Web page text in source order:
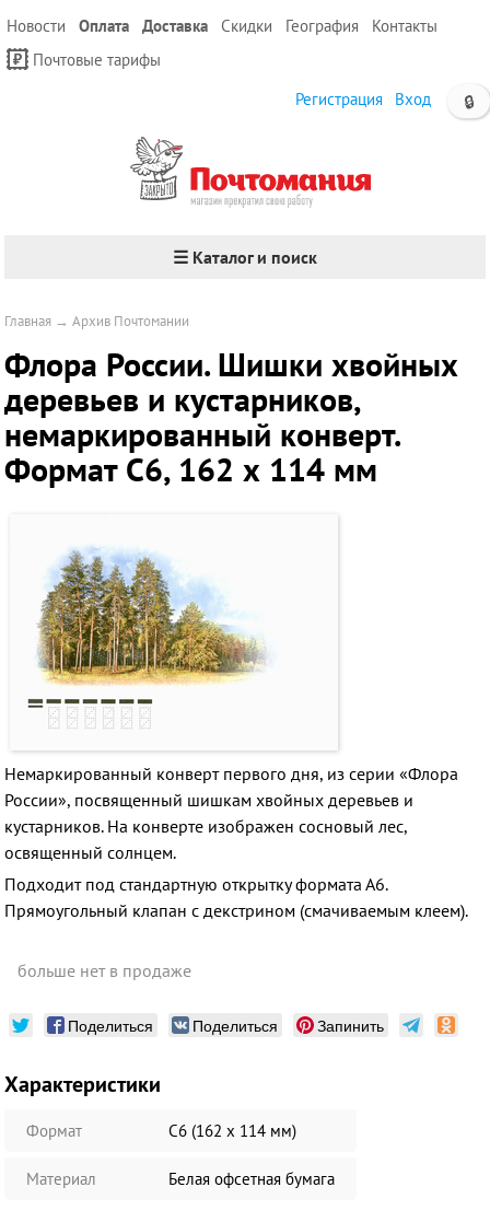
Новости Оплата Доставка Скидки География
Контакты
Почтовые тарифы
🔒
Регистрация Вход
☰ Каталог и поиск
Главная →Архив Почтомании
Флора России. Шишки хвойных
деревьев и кустарников,
немаркированный конверт.
Формат С6, 162 х 114 мм
Немаркированный конверт первого дня, из серии «Флора
России», посвященный шишкам хвойных деревьев и
кустарников. На конверте изображен сосновый лес,
освященный солнцем.
Подходит под стандартную открытку формата А6.
Прямоугольный клапан с декстрином (смачиваемым клеем).
больше нет в продаже
Поделиться Поделиться Запинить
Характеристики
Формат С6 (162 х 114 мм)
Материал Белая офсетная бумага